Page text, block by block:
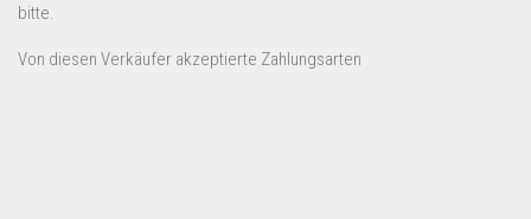
bitte.
Von diesen Verkäufer akzeptierte Zahlungsarten